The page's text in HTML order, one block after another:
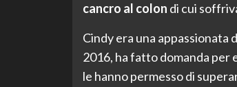
cancro al colon di cui
Cindy era una appassionata
2016, ha fatto domanda per
le hanno permesso di